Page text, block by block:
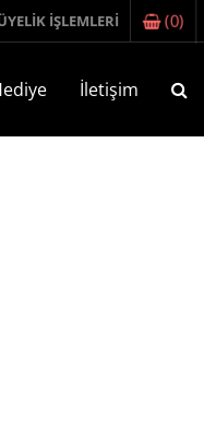
İŞLEMLERİ (0)
İletişim